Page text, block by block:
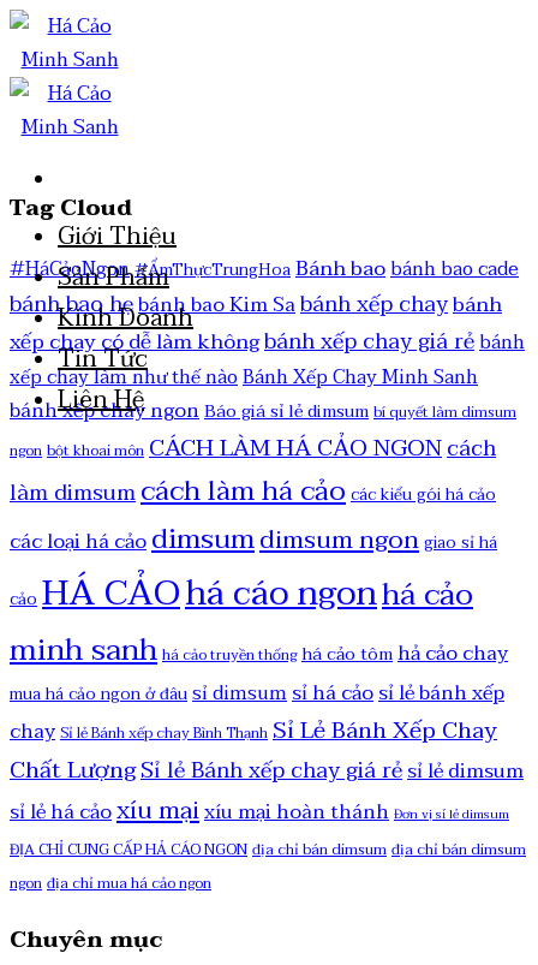
Giới Thiệu
Sản Phẩm
Kinh Doanh
Tin Tức
Liên Hệ
Tag Cloud
#HáCảoNgon#ẨmThựcTrungHoaBánh baobánh bao cade
bánh bao hẹbánh bao Kim Sabánh xếp chaybánh
xếp chay có dễ làm khôngbánh xếp chay giá rẻbánh
xếp chay làm như thế nàoBánh Xếp Chay Minh Sanh
bánh xếp chay ngonBáo giá sỉ lẻ dimsumbí quyết làm dimsum
ngonbột khoai mônCÁCH LÀM HÁ CẢO NGONcách
làm dimsumcách làm há cảocác kiểu gói há cảo
các loại há cảodimsumdimsum ngongiao sỉ há
cảoHÁ CẢOhá cáo ngonhá cảo
minh sanhhá cảo truyền thốnghá cảo tômhả cảo chay
mua há cảo ngon ở đâusỉ dimsumsỉ há cảosỉ lẻ bánh xếp
chaySỉ lẻ Bánh xếp chay Bình ThạnhSỉ Lẻ Bánh Xếp Chay
Chất LượngSỉ lẻ Bánh xếp chay giá rẻsỉ lẻ dimsum
sỉ lẻ há cảoxíu mạixíu mại hoàn thánh Đơn vị sỉ lẻ dimsum
ĐỊA CHỈ CUNG CẤP HẢ CÁO NGONđịa chỉ bán dimsumđịa chỉ bán dimsum
ngonđịa chỉ mua há cảo ngon
Chuyên mục